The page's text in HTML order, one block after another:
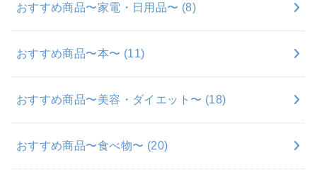
おすすめ商品〜家電・日用品〜 (8)
おすすめ商品〜本〜 (11)
おすすめ商品〜美容・ダイエット〜 (18)
おすすめ商品〜食べ物〜 (20)